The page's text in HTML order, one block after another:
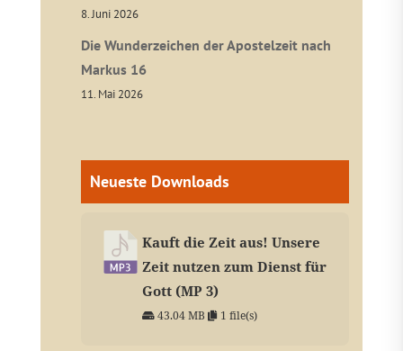
8. Juni 2026
Die Wunderzeichen der Apostelzeit nach
Markus 16
11. Mai 2026
Neueste Downloads
Kauft die Zeit aus! Unsere
Zeit nutzen zum Dienst für
Gott (MP 3)
43.04 MB 1 file(s)